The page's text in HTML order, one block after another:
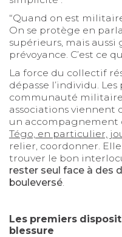
“Quand on est
On se protège en
supérieurs, mais aussi
prévoyance. C’est ce
La force du collectif
dépasse l’individu.
communauté
associations viennent
un accompagnement
Tégo, en particulier,
relier, coordonner.
trouver le bon
rester seul face à des
bouleversé.
Les premiers
blessure